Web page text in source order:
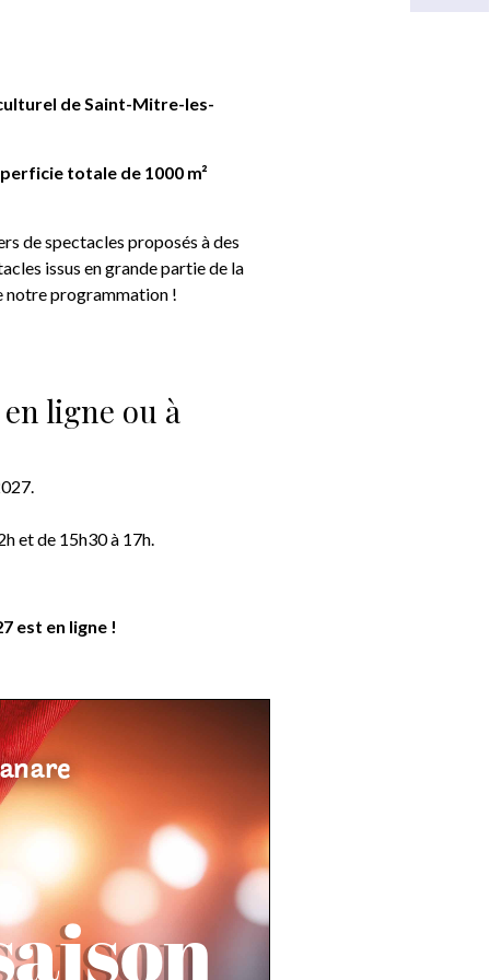
de Saint-Mitre-les-
totale de 1000 m²
de spectacles proposés à des
issus en grande partie de la
notre programmation !
ligne ou à
et de 15h30 à 17h.
est en ligne !